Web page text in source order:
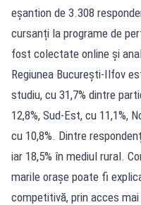
eșantion de 3.308
cursanți la programe de
fost colectate online și
Regiunea București-Ilfov
studiu, cu 31,7% dintre
12,8%, Sud-Est, cu 11,1%,
cu 10,8%. Dintre
iar 18,5% în mediul rural.
marile orașe poate fi
competitivă, prin acces